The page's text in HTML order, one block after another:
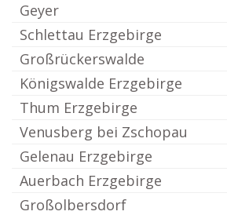
Geyer
Schlettau Erzgebirge
Großrückerswalde
Königswalde Erzgebirge
Thum Erzgebirge
Venusberg bei Zschopau
Gelenau Erzgebirge
Auerbach Erzgebirge
Großolbersdorf